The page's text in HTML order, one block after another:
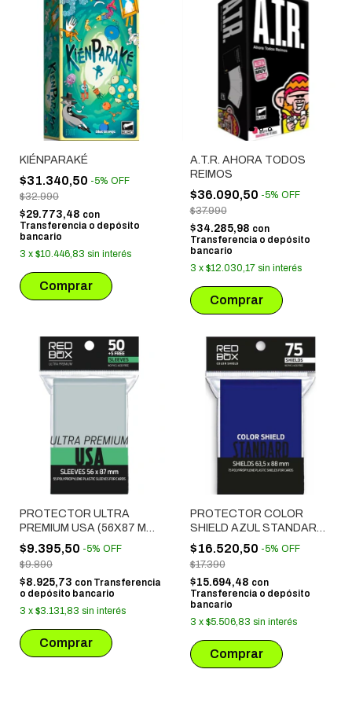
KIÉNPARAKÉ
$31.340,50 -5% OFF
$32.990
$29.773,48 con
Transferencia o depósito
bancario
3 x $10.446,83 sin interés
A.T.R. AHORA TODOS
REIMOS
$36.090,50 -5% OFF
$37.990
$34.285,98 con
Transferencia o depósito
bancario
3 x $12.030,17 sin interés
PROTECTOR ULTRA
PREMIUM USA (56X87 MM)
55 UNIDADES
$9.395,50 -5% OFF
$9.890
$8.925,73 con Transferencia
o depósito bancario
3 x $3.131,83 sin interés
PROTECTOR COLOR
SHIELD AZUL STANDARD
(63.5X88 MM) 75
UNIDADES
$16.520,50 -5% OFF
$17.390
$15.694,48 con
Transferencia o depósito
bancario
3 x $5.506,83 sin interés